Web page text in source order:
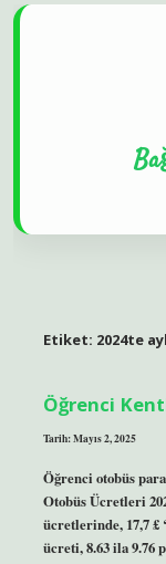
Etiket: 2024te
Öğrenci
Tarih: Mayıs 2, 2025
Öğrenci otobüs
Otobüs Ücretleri
ücretlerinde, 17,7 £
ücreti, 8.63 ila 9.76